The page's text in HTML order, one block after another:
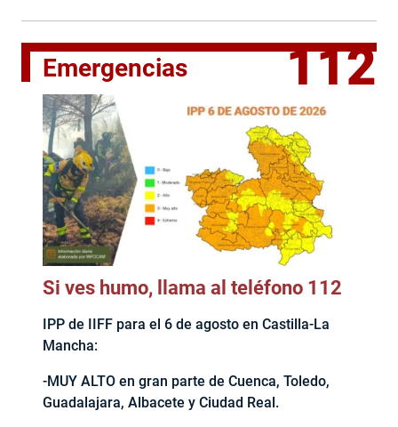
Emergencias 112
Si ves humo, llama al teléfono 112
IPP de IIFF para el 6 de agosto en Castilla-La
Mancha:
-MUY ALTO en gran parte de Cuenca, Toledo,
Guadalajara, Albacete y Ciudad Real.